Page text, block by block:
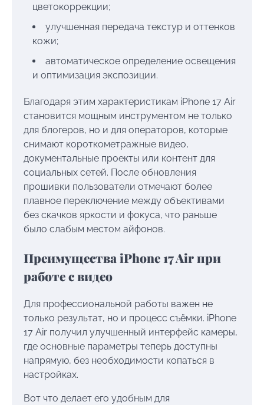
цветокоррекции;
улучшенная передача текстур и оттенков
кожи;
автоматическое определение освещения
и оптимизация экспозиции.
Благодаря этим характеристикам iPhone 17 Air
становится мощным инструментом не только
для блогеров, но и для операторов, которые
снимают короткометражные видео,
документальные проекты или контент для
социальных сетей. После обновления
прошивки пользователи отмечают более
плавное переключение между объективами
без скачков яркости и фокуса, что раньше
было слабым местом айфонов.
Преимущества iPhone 17 Air при
работе с видео
Для профессиональной работы важен не
только результат, но и процесс съёмки. iPhone
17 Air получил улучшенный интерфейс камеры,
где основные параметры теперь доступны
напрямую, без необходимости копаться в
настройках.
Вот что делает его удобным для